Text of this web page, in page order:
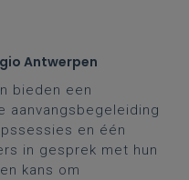
Antwerpen
bieden een
aanvangsbegeleiding
en één
in gesprek met hun
kans om